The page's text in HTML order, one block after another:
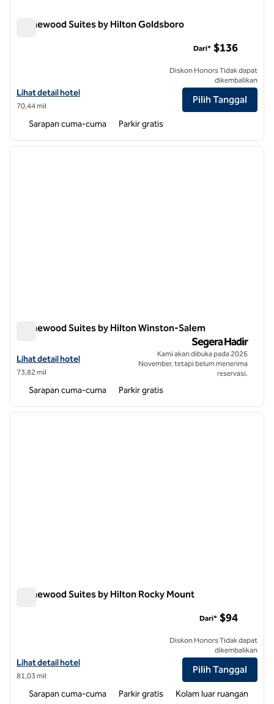
Homewood Suites by Hilton Goldsboro
Lihat detail hotel untuk Homewood Suites by Hilton Goldsboro
Lihat detail hotel
70,44 mil
Dari* $136
Diskon Honors Tidak dapat
dikembalikan
Pilih Tanggal
Sarapan cuma-cuma Parkir gratis
1 dari 9
Homewood Suites by Hilton Winston-Salem
Homewood Suites by Hilton Winston-Salem
Lihat detail hotel untuk Homewood Suites by Hilton Winston-Salem
Lihat detail hotel
73,82 mil
Segera Hadir
Kami akan dibuka pada 2026
November, tetapi belum menerima
reservasi.
Sarapan cuma-cuma Parkir gratis
1 dari 12
Homewood Suites by Hilton Rocky Mount
Lihat detail hotel untuk Homewood Suites by Hilton Rocky Mount
Lihat detail hotel
81,03 mil
Dari* $94
Diskon Honors Tidak dapat
dikembalikan
Pilih Tanggal
Sarapan cuma-cuma Parkir gratis Kolam luar ruangan